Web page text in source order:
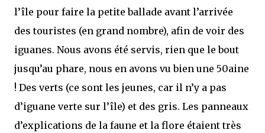
l’île pour faire la petite ballade avant l’arrivée
des touristes (en grand nombre), afin de voir des
iguanes. Nous avons été servis, rien que le bout
jusqu’au phare, nous en avons vu bien une 50aine
! Des verts (ce sont les jeunes, car il n’y a pas
d’iguane verte sur l’île) et des gris. Les panneaux
d’explications de la faune et la flore étaient très